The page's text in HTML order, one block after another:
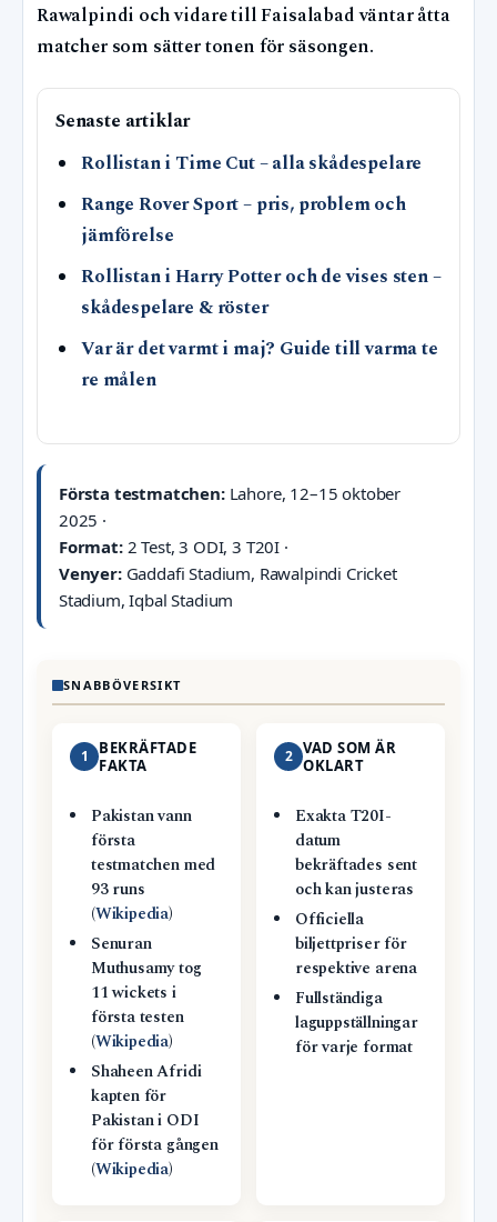
Rawalpindi och vidare till Faisalabad väntar åtta
matcher som sätter tonen för säsongen.
Senaste artiklar
Rollistan i Time Cut – alla skådespelare
Range Rover Sport – pris, problem och
jämförelse
Rollistan i Harry Potter och de vises sten –
skådespelare & röster
Var är det varmt i maj? Guide till varma te
re målen
Första testmatchen:Lahore, 12–15 oktober
2025 ·
Format:2 Test, 3 ODI, 3 T20I ·
Venyer:Gaddafi Stadium, Rawalpindi Cricket
Stadium, Iqbal Stadium
SNABBÖVERSIKT
1
BEKRÄFTADE
FAKTA
Pakistan vann
första
testmatchen med
93 runs
(Wikipedia)
Senuran
Muthusamy tog
11 wickets i
första testen
(Wikipedia)
Shaheen Afridi
kapten för
Pakistan i ODI
för första gången
(Wikipedia)
2 VAD SOM ÄR
OKLART
Exakta T20I-
datum
bekräftades sent
och kan justeras
Officiella
biljettpriser för
respektive arena
Fullständiga
laguppställningar
för varje format